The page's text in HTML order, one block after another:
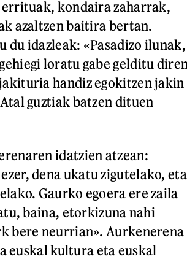
kondaira zaharrak,
azaltzen baitira bertan.
idazleak: «Pasadizo ilunak,
loratu gabe gelditu
handiz egokitzen jakin
guztiak batzen dituen
idatzien atzean:
dena ukatu zigutelako, eta
Gaurko egoera ere zaila
baina, etorkizuna nahi
bere neurrian». Aurkenerena
euskal kultura eta euskal